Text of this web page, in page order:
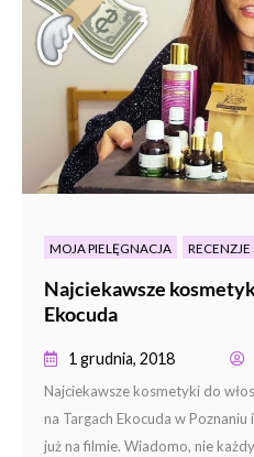
MOJA PIELĘGNACJA RECENZJE
Najciekawsze
Ekocuda
1 grudnia, 2018
Najciekawsze kosmetyki do
na Targach Ekocuda w
już na filmie. Wiadomo, nie